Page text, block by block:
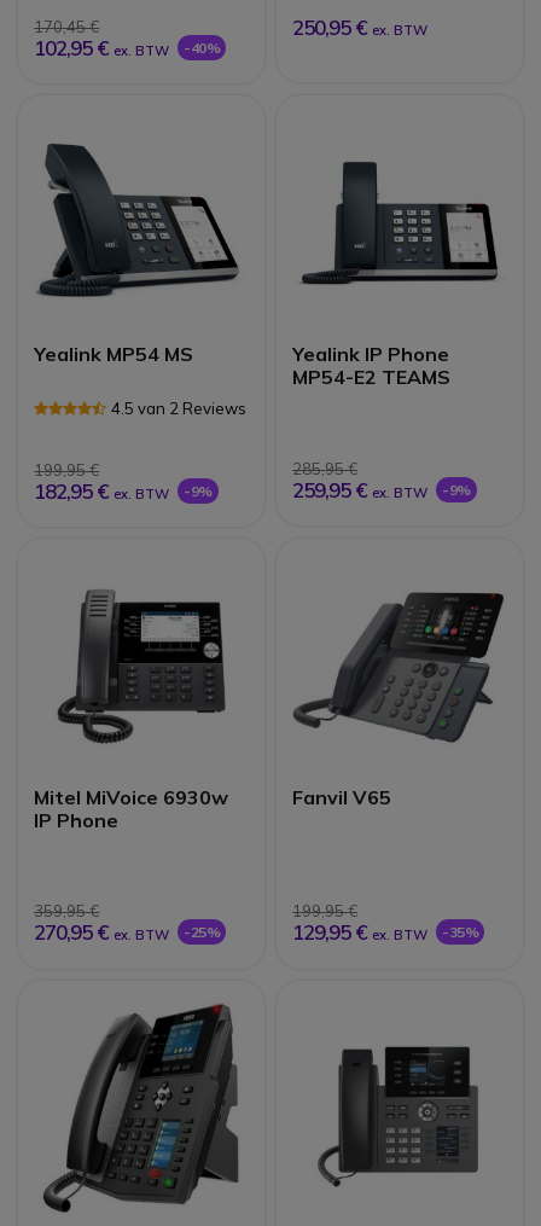
170,45 €
102,95 € ex. BTW -40%
250,95 € ex. BTW
Yealink MP54 MS
4.5 van 2 Reviews
199,95 €
182,95 € ex. BTW -9%
Yealink IP Phone
MP54-E2 TEAMS
285,95 €
259,95 € ex. BTW -9%
Mitel MiVoice 6930w
IP Phone
359,95 €
270,95 € ex. BTW -25%
Fanvil V65
199,95 €
129,95 € ex. BTW -35%